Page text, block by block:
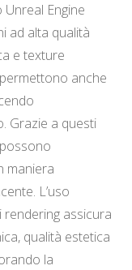
Engine
ad alta qualità
e texture
anche
Grazie a questi
maniera
L’uso
assicura
qualità estetica
la